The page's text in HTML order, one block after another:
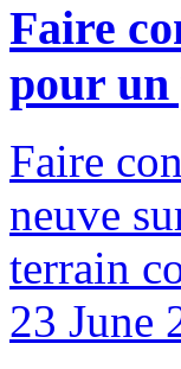
Faire
pour un
Faire
neuve
terrain
23 June